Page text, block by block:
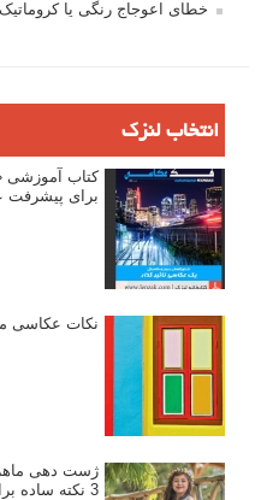
خطای اعوجاج رنگی یا
انتخاب لنزک
کتاب آموزشی
برای
نکات عکاسی
ژست دهی
3 نکته ساده برای بهبود عکاسی پرتره